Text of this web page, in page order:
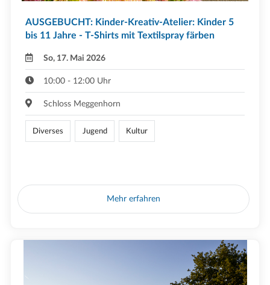
AUSGEBUCHT: Kinder-Kreativ-Atelier: Kinder 5
bis 11 Jahre - T-Shirts mit Textilspray färben
So, 17. Mai 2026
10:00 - 12:00 Uhr
Schloss Meggenhorn
Diverses Jugend Kultur
Mehr erfahren